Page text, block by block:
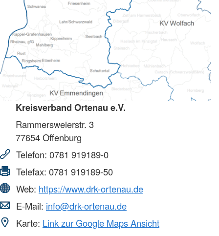
Kreisverband Ortenau e.V.
Rammersweierstr. 3
77654Offenburg
Telefon: 0781 919189-0
Telefax: 0781 919189-50
Web: https://www.drk-ortenau.de
E-Mail: info@drk-ortenau.de
Karte: Link zur Google Maps Ansicht